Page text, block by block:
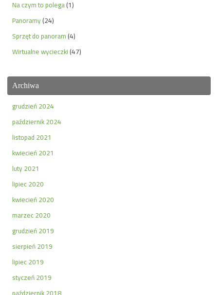
Na czym to polega (1)
Panoramy (24)
Sprzęt do panoram (4)
Wirtualne wycieczki (47)
Archiwa
grudzień 2024
październik 2024
listopad 2021
kwiecień 2021
luty 2021
lipiec 2020
kwiecień 2020
marzec 2020
grudzień 2019
sierpień 2019
lipiec 2019
styczeń 2019
październik 2018